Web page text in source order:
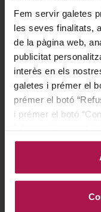
Fem servir galetes
les seves finalitats,
de la pàgina web,
publicitat
interès en els
galetes i prémer el
prémer el botó
i prémer el botó
DO Rías
VEURE MÉS
DO